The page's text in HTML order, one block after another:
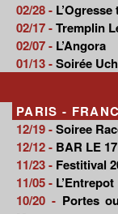
02/28 -
02/17 -Tremplin
02/07 - L’Angora
01/13 -Soirée
PARIS -
12/19 -Soiree
12/12 - BAR LE 17
11/23 - Festitival
11/05 - L’Entrepot
10/20 - Portes